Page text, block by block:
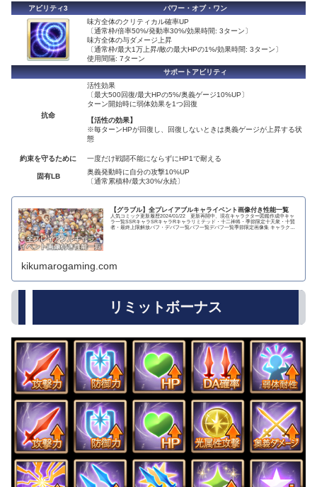
アビリティ3
パワー・オブ・ワン
味方全体のクリティカル確率UP
〔通常枠/倍率50%/発動率30%/効果時間: 3ターン〕
味方全体の与ダメージ上昇
〔通常枠/最大1万上昇/敵の最大HPの1%/効果時間: 3ターン〕
使用間隔: 7ターン
サポートアビリティ
抗命
活性効果
〔最大500回復/最大HPの5%/奥義ゲージ10%UP〕
ターン開始時に弱体効果を1つ回復
【活性の効果】
※毎ターンHPが回復し、回復しないときは奥義ゲージが上昇する状
態
約束を守るために 一度だけ戦闘不能にならずにHP1で耐える
固有LB
奥義発動時に自分の攻撃10%UP
〔通常累積枠/最大30%/永続〕
【グラブル】全プレイアブルキャライベント画像付き性能一覧
人気コミック更新履歴2024/01/22 更新再開中、現在キャラクター図鑑作成中キャ
ラ一覧SSRキャラSRキャラRキャラリミテッド・十二神将・季節限定十天衆・十賢
者・最終上限解放バフ・デバフ一覧バフ一覧デバフ一覧季節限定画像集 キャラクタ
kikumarogaming.com
リミットボーナス